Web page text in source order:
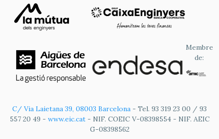
Membre
de:
C/ Via Laietana 39, 08003 Barcelona - Tel. 93 319 23 00 / 93
557 20 49 - www.eic.cat- NIF. COEIC V-08398554 - NIF. AEIC
G-08398562